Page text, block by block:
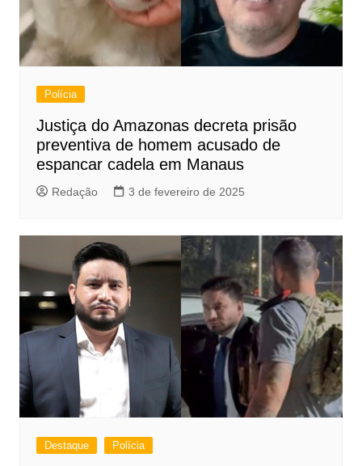
Polícia
Justiça do Amazonas decreta prisão
preventiva de homem acusado de
espancar cadela em Manaus
Redação 3 de fevereiro de 2025
Destaque Polícia